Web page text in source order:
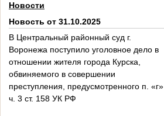
Новости
Новость от 31.10.2025
В Центральный районный суд г.
Воронежа поступило уголовное дело в
отношении жителя города Курска,
обвиняемого в совершении
преступления, предусмотренного п. «г»
ч. 3 ст. 158 УК РФ